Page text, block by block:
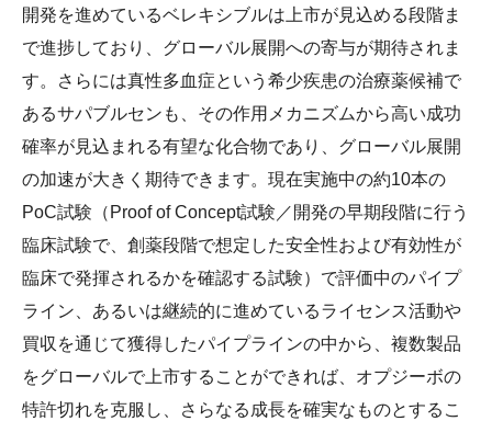
開発を進めているベレキシブルは上市が見込める段階ま
で進捗しており、グローバル展開への寄与が期待されま
す。さらには真性多血症という希少疾患の治療薬候補で
あるサパブルセンも、その作用メカニズムから高い成功
確率が見込まれる有望な化合物であり、グローバル展開
の加速が大きく期待できます。現在実施中の約10本の
PoC試験（Proof of Concept試験／開発の早期段階に行う
臨床試験で、創薬段階で想定した安全性および有効性が
臨床で発揮されるかを確認する試験）で評価中のパイプ
ライン、あるいは継続的に進めているライセンス活動や
買収を通じて獲得したパイプラインの中から、複数製品
をグローバルで上市することができれば、オプジーボの
特許切れを克服し、さらなる成長を確実なものとするこ